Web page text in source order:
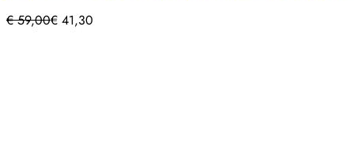
€59,00€ 41,30